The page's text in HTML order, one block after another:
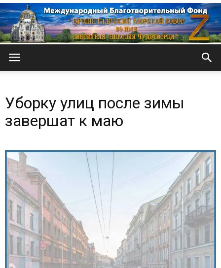
Морской
собор
Уборку улиц после зимы
завершат к маю